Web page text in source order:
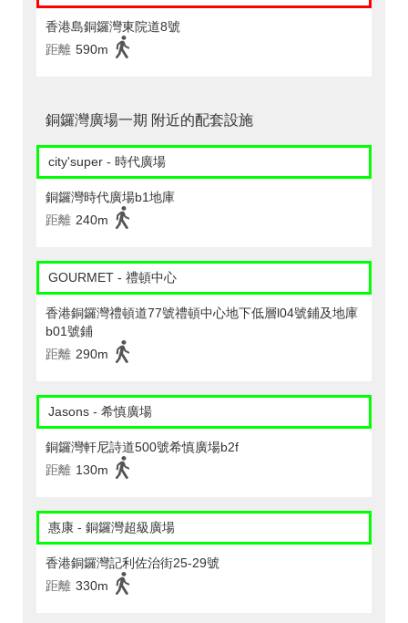
香港島銅鑼灣東院道8號
距離 590m
銅鑼灣廣場一期 附近的配套設施
city'super - 時代廣場
銅鑼灣時代廣場b1地庫
距離 240m
GOURMET - 禮頓中心
香港銅鑼灣禮頓道77號禮頓中心地下低層l04號鋪及地庫
b01號鋪
距離 290m
Jasons - 希慎廣場
銅鑼灣軒尼詩道500號希慎廣場b2f
距離 130m
惠康 - 銅鑼灣超級廣場
香港銅鑼灣記利佐治街25-29號
距離 330m